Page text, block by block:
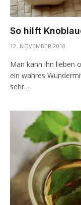
So hilft
12. NOVEMBER 2018
Man kann ihn lieben
ein wahres
sehr…